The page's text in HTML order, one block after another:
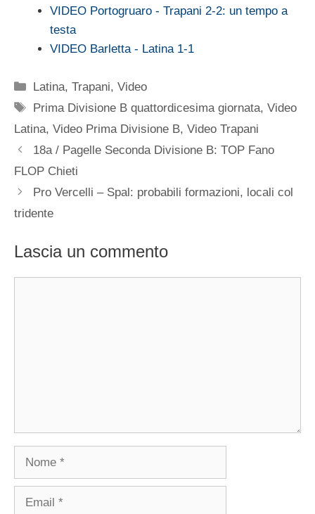
VIDEO Portogruaro - Trapani 2-2: un tempo a
testa
VIDEO Barletta - Latina 1-1
Categorie
Latina,Trapani,Video
Tag
Prima Divisione B quattordicesima giornata,Video
Latina, Video Prima Divisione B, Video Trapani
18a / Pagelle Seconda Divisione B: TOP Fano
FLOP Chieti
Pro Vercelli – Spal: probabili formazioni, locali col
tridente
Lascia un commento
Nome
Email